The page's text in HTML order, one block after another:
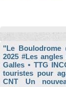
"Le Boulodrome
2025 #Les angles
Galles • TTG
touristes pour
CNT Un